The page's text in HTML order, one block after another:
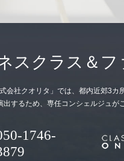
スクラス＆フ
会社クオリタ」では、都内近郊3
出するため、専任コンシェルジュが
1746-